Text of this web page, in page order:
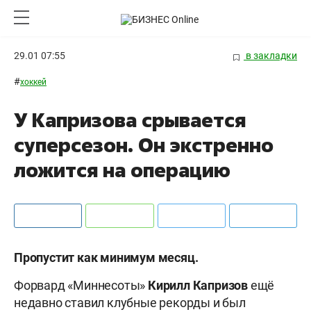
29.01 07:55 в закладки
#хоккей
У Капризова срывается
суперсезон. Он экстренно
ложится на операцию
Пропустит как минимум месяц.
Форвард «Миннесоты» Кирилл Капризовещё
недавно ставил клубные рекорды и был